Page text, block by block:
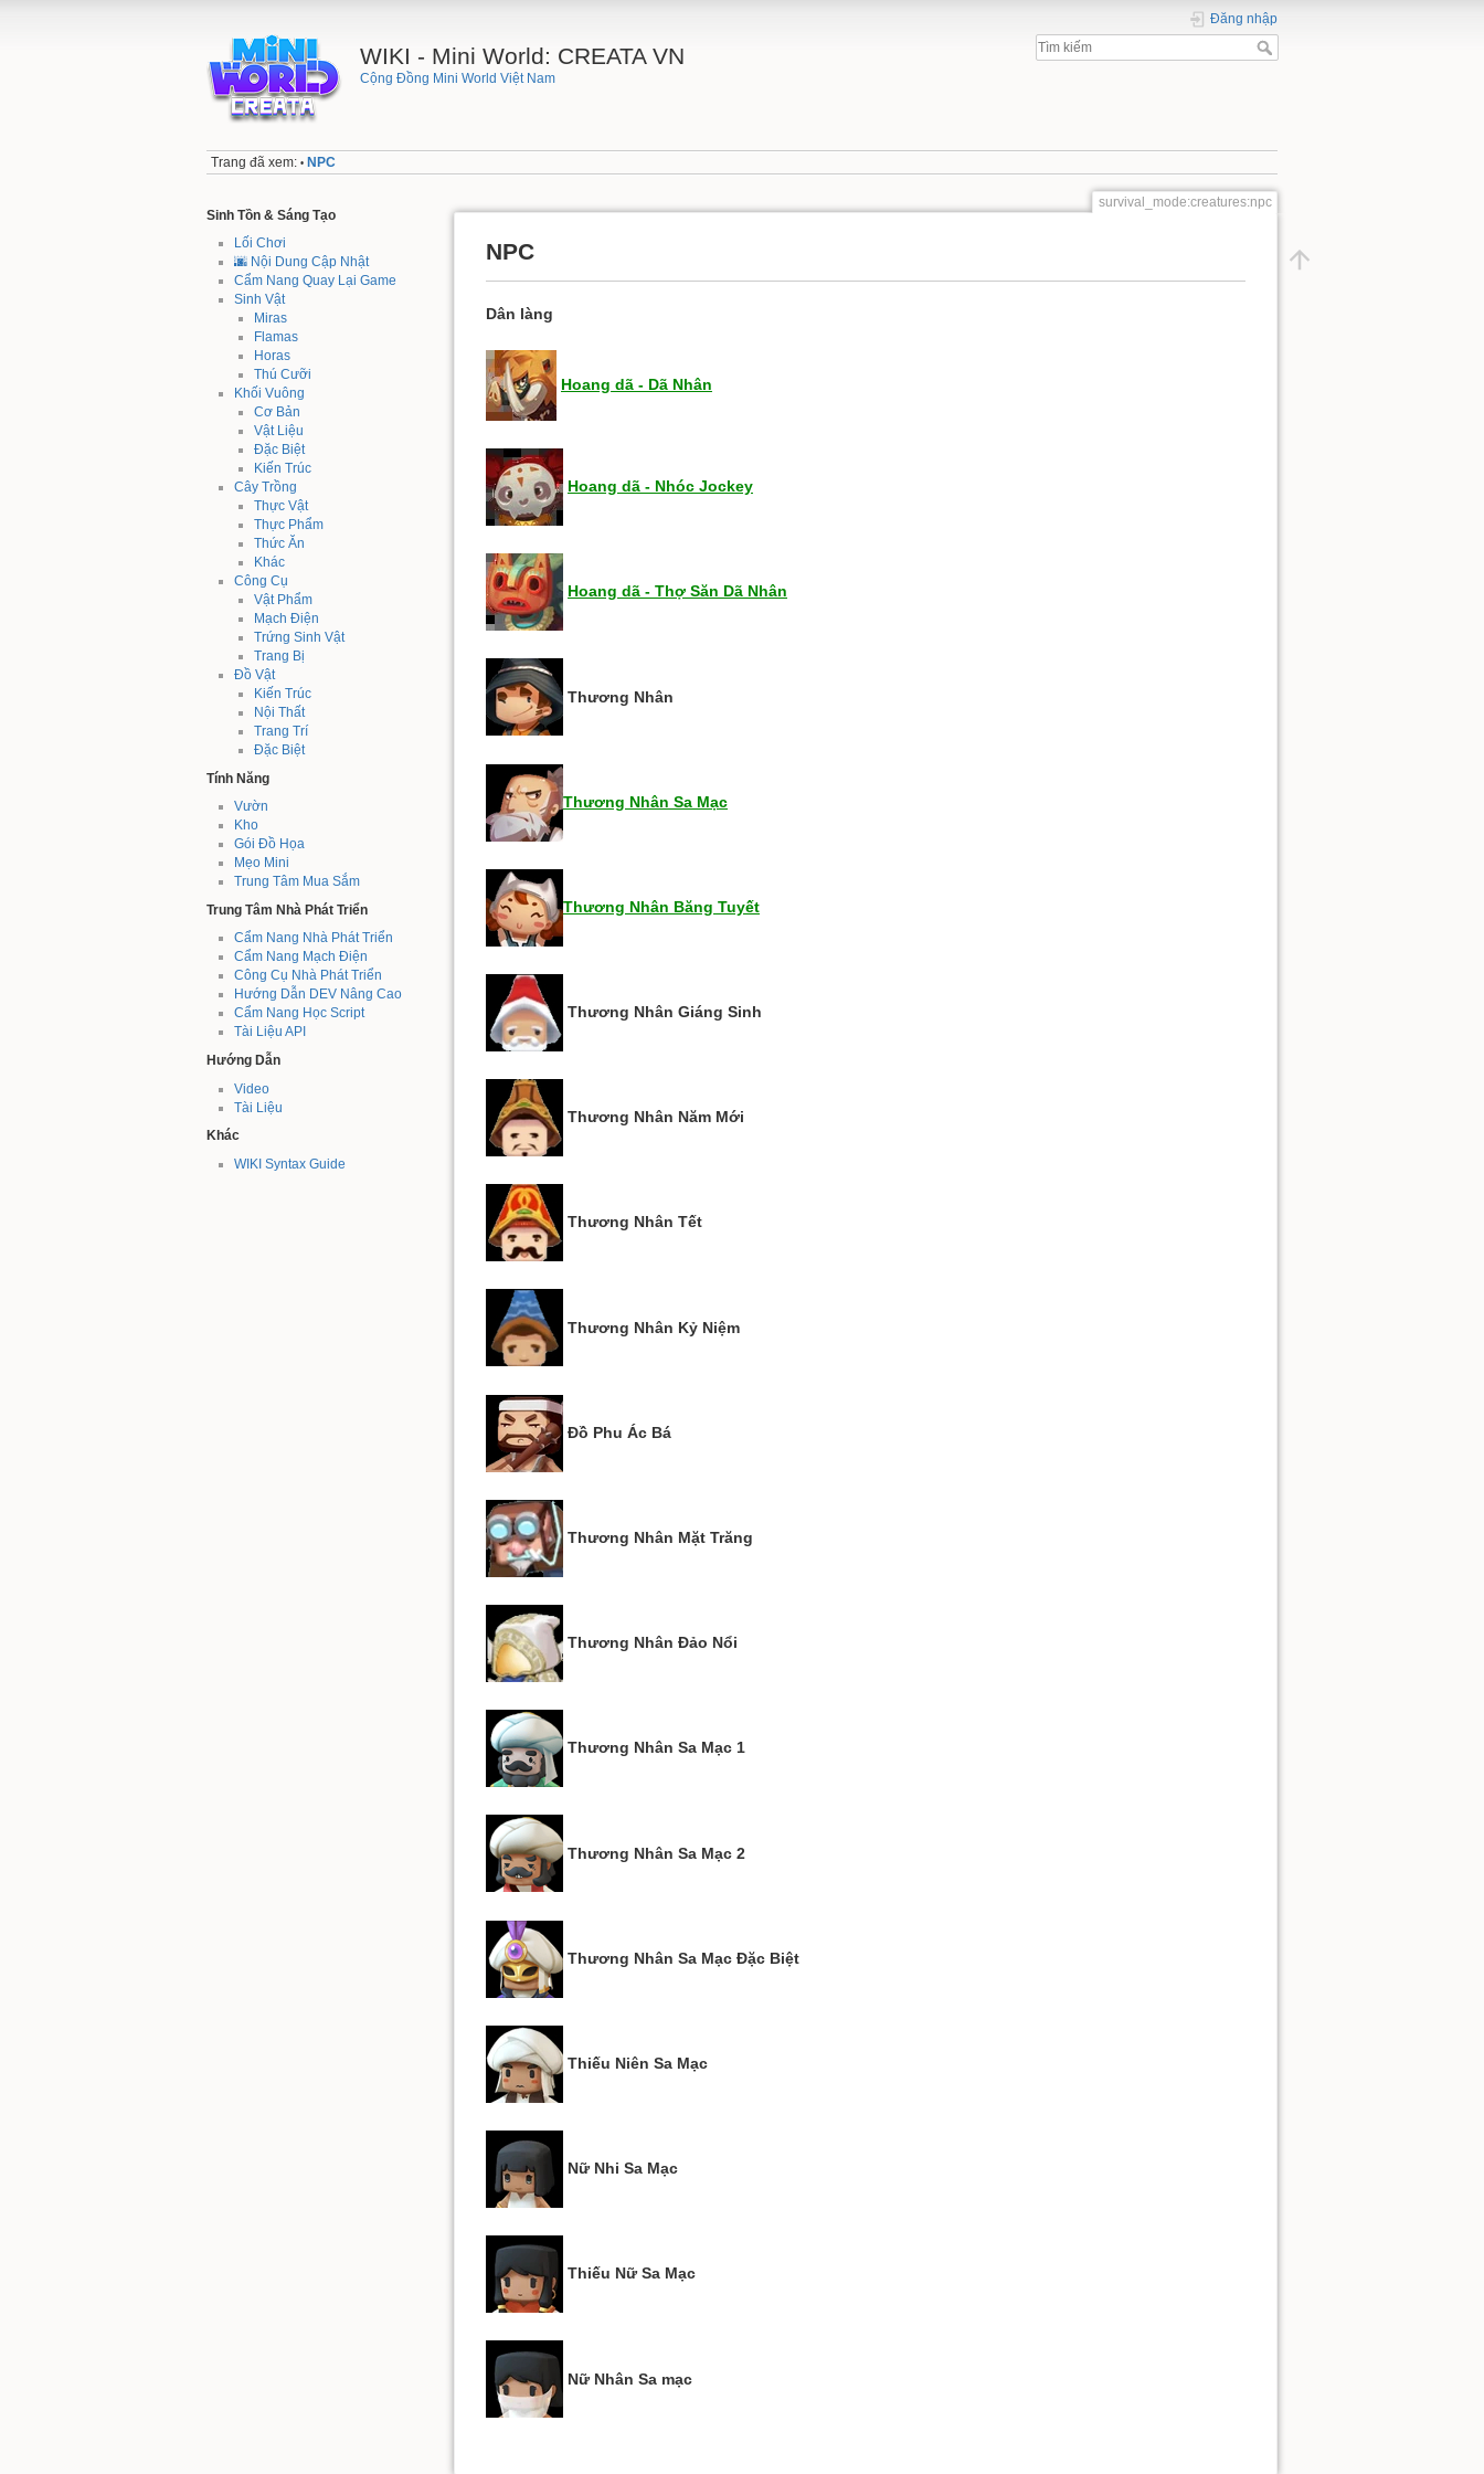
WIKI - Mini World: CREATA VN
Cộng Đồng Mini World Việt Nam
Đăng nhập
Trang đã xem: • NPC
Sinh Tồn & Sáng Tạo
Lối Chơi
🌆 Nội Dung Cập Nhật
Cẩm Nang Quay Lại Game
Sinh Vật
Miras
Flamas
Horas
Thú Cưỡi
Khối Vuông
Cơ Bản
Vật Liệu
Đặc Biệt
Kiến Trúc
Cây Trồng
Thực Vật
Thực Phẩm
Thức Ăn
Khác
Công Cụ
Vật Phẩm
Mạch Điện
Trứng Sinh Vật
Trang Bị
Đồ Vật
Kiến Trúc
Nội Thất
Trang Trí
Đặc Biệt
Tính Năng
Vườn
Kho
Gói Đồ Họa
Mẹo Mini
Trung Tâm Mua Sắm
Trung Tâm Nhà Phát Triển
Cẩm Nang Nhà Phát Triển
Cẩm Nang Mạch Điện
Công Cụ Nhà Phát Triển
Hướng Dẫn DEV Nâng Cao
Cẩm Nang Học Script
Tài Liệu API
Hướng Dẫn
Video
Tài Liệu
Khác
WIKI Syntax Guide
survival_mode:creatures:npc
NPC
Dân làng
Hoang dã - Dã Nhân
Hoang dã - Nhóc Jockey
Hoang dã - Thợ Săn Dã Nhân
Thương Nhân
Thương Nhân Sa Mạc
Thương Nhân Băng Tuyết
Thương Nhân Giáng Sinh
Thương Nhân Năm Mới
Thương Nhân Tết
Thương Nhân Kỷ Niệm
Đồ Phu Ác Bá
Thương Nhân Mặt Trăng
Thương Nhân Đảo Nổi
Thương Nhân Sa Mạc 1
Thương Nhân Sa Mạc 2
Thương Nhân Sa Mạc Đặc Biệt
Thiếu Niên Sa Mạc
Nữ Nhi Sa Mạc
Thiếu Nữ Sa Mạc
Nữ Nhân Sa mạc